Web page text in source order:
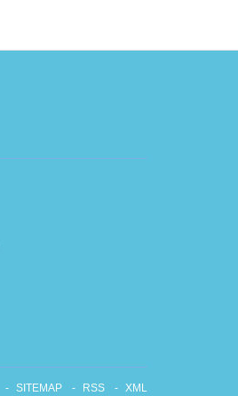
SITEMAP RSS XML